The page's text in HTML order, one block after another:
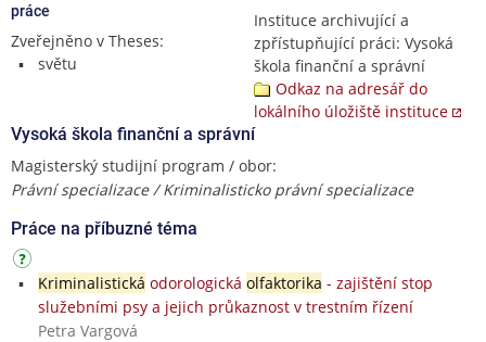
práce
Zveřejněno v Theses:
světu
Instituce archivující a
zpřístupňující práci: Vysoká
škola finanční a správní
Odkaz na adresář do
lokálního úložiště instituce
Vysoká škola finanční a správní
Magisterský studijní program / obor:
Právní specializace / Kriminalisticko právní specializace
Práce na příbuzné téma
Kriminalistická odorologická olfaktorika - zajištění stop
služebními psy a jejich průkaznost v trestním řízení
Petra Vargová